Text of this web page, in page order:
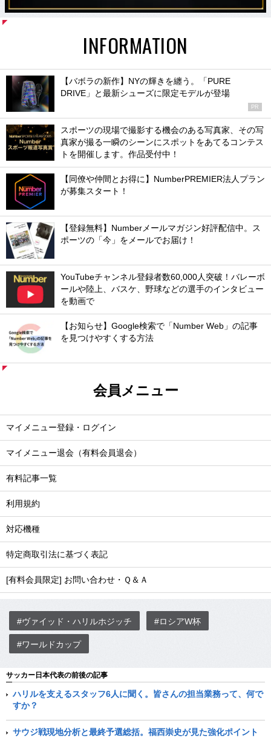
INFORMATION
【バボラの新作】NYの輝きを纏う。「PURE
DRIVE」と最新シューズに限定モデルが登場
PR
スポーツの現場で撮影する機会のある写真家、その写
真家が撮る一瞬のシーンにスポットをあてるコンテス
トを開催します。作品受付中！
【同僚や仲間とお得に】NumberPREMIER法人プラン
が募集スタート！
【登録無料】Numberメールマガジン好評配信中。ス
ポーツの「今」をメールでお届け！
YouTubeチャンネル登録者数60,000人突破！バレーボ
ールや陸上、バスケ、野球などの選手のインタビュー
を動画で
【お知らせ】Google検索で「Number Web」の記事
を見つけやすくする方法
会員メニュー
マイメニュー登録・ログイン
マイメニュー退会（有料会員退会）
有料記事一覧
利用規約
対応機種
特定商取引法に基づく表記
[有料会員限定] お問い合わせ・Ｑ＆Ａ
#ヴァイッド・ハリルホジッチ #ロシアW杯
#ワールドカップ
サッカー日本代表の前後の記事
ハリルを支えるスタッフ6人に聞く。皆さんの担当業務って、何で
すか？
サウジ戦現地分析と最終予選総括。福西崇史が見た強化ポイント